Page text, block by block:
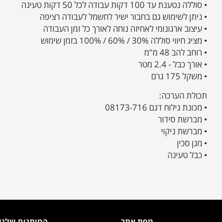
• סוללה נטענת עד 100 דקות עבודה לכל 50 דקות טעינה
• ניתן לשימוש גם בחבור ישיר לחשמל לעבודה רציפה
• עיצוב ארגונומי לאחיזה נוחה לאורך כל זמן העבודה
• מציג חיווי סוללה 30% / 60% / 100% בזמן שימוש
• רוחב להב 48 מ"מ
• אורך כבל - 2.4 מטר
• משקל 175 גרם
תכולת הערכה:
• מכונת גילוח דגם 08173-716
• מברשת סידור
• מברשת ניקוי
• מגן סכין
• כבל טעינה